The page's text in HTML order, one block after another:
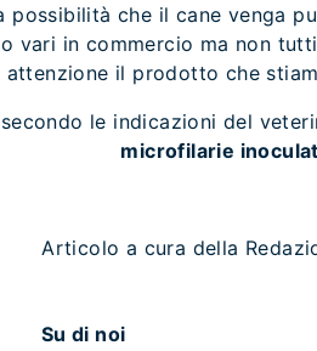
possibilità che il cane venga
vari in commercio ma non
attenzione il prodotto che
le indicazioni del
microfilarie
Articolo a cura della
Su di noi